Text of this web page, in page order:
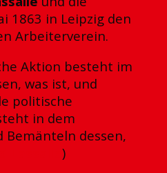
1863 in Leipzig den
Arbeiterverein.
Aktion besteht im
was ist, und
politische
in dem
Bemänteln dessen,
)